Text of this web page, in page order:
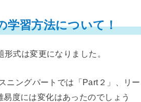
学習方法について！
式は変更になりました。
ニングパートでは「Part２」、リー
度には変化はあったのでしょう